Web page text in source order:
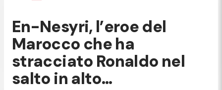
En-Nesyri, l’eroe del
Marocco che ha
stracciato Ronaldo nel
salto in alto…